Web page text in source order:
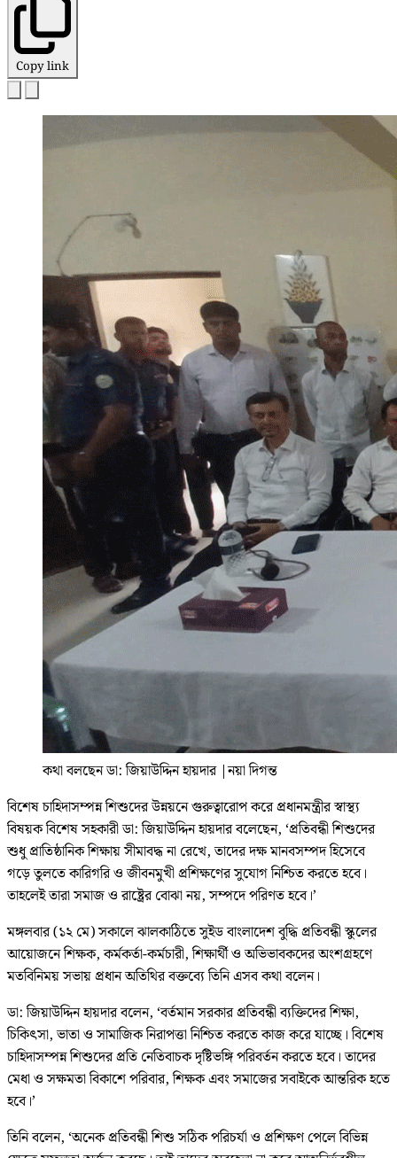
Copy link
কথা বলছেন ডা: জিয়াউদ্দিন হায়দার |নয়া দিগন্ত
বিশেষ চাহিদাসম্পন্ন শিশুদের উন্নয়নে গুরুত্বারোপ করে প্রধানমন্ত্রীর স্বাস্থ্য
বিষয়ক বিশেষ সহকারী ডা: জিয়াউদ্দিন হায়দার বলেছেন, ‘প্রতিবন্ধী শিশুদের
শুধু প্রাতিষ্ঠানিক শিক্ষায় সীমাবদ্ধ না রেখে, তাদের দক্ষ মানবসম্পদ হিসেবে
গড়ে তুলতে কারিগরি ও জীবনমুখী প্রশিক্ষণের সুযোগ নিশ্চিত করতে হবে।
তাহলেই তারা সমাজ ও রাষ্ট্রের বোঝা নয়, সম্পদে পরিণত হবে।’
মঙ্গলবার (১২ মে) সকালে ঝালকাঠিতে সুইড বাংলাদেশ বুদ্ধি প্রতিবন্ধী স্কুলের
আয়োজনে শিক্ষক, কর্মকর্তা-কর্মচারী, শিক্ষার্থী ও অভিভাবকদের অংশগ্রহণে
মতবিনিময় সভায় প্রধান অতিথির বক্তব্যে তিনি এসব কথা বলেন।
ডা: জিয়াউদ্দিন হায়দার বলেন, ‘বর্তমান সরকার প্রতিবন্ধী ব্যক্তিদের শিক্ষা,
চিকিৎসা, ভাতা ও সামাজিক নিরাপত্তা নিশ্চিত করতে কাজ করে যাচ্ছে। বিশেষ
চাহিদাসম্পন্ন শিশুদের প্রতি নেতিবাচক দৃষ্টিভঙ্গি পরিবর্তন করতে হবে। তাদের
মেধা ও সক্ষমতা বিকাশে পরিবার, শিক্ষক এবং সমাজের সবাইকে আন্তরিক হতে
হবে।’
তিনি বলেন, ‘অনেক প্রতিবন্ধী শিশু সঠিক পরিচর্যা ও প্রশিক্ষণ পেলে বিভিন্ন